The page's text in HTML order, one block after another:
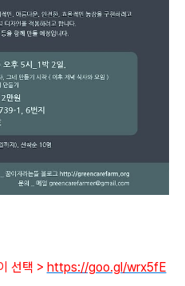
선택 > https://goo.gl/wrx5fE